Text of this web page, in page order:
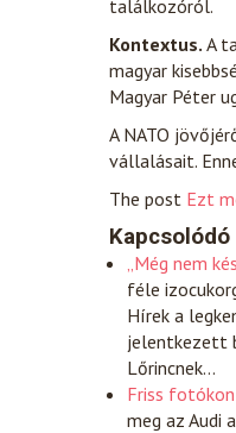
találkozóról.
Kontextus. A
magyar
Magyar Péter
A NATO
vállalásait.
The post Ezt
„Még nem
féle
Hírek a
jelentkezett
Lőrincnek…
Friss
meg az Audi